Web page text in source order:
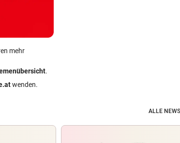
mehr
.
wenden.
ALLE